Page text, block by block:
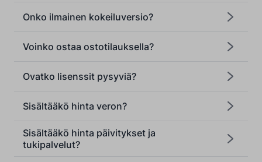
Onko ilmainen kokeiluversio?
Voinko ostaa ostotilauksella?
Ovatko lisenssit pysyviä?
Sisältääkö hinta veron?
Sisältääkö hinta päivitykset ja
tukipalvelut?